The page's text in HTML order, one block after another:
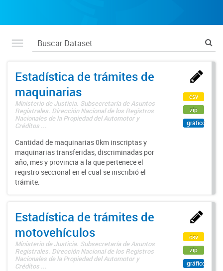
Estadística de trámites de
maquinarias
Ministerio de Justicia. Subsecretaría de Asuntos
Registrales. Dirección Nacional de los Registros
Nacionales de la Propiedad del Automotor y
Créditos ...
Cantidad de maquinarias 0km inscriptas y
maquinarias transferidas, discriminadas por
año, mes y provincia a la que pertenece el
registro seccional en el cual se inscribió el
trámite.
csv
zip
gráfico
Estadística de trámites de
motovehículos
Ministerio de Justicia. Subsecretaría de Asuntos
Registrales. Dirección Nacional de los Registros
Nacionales de la Propiedad del Automotor y
Créditos ...
csv
zip
gráfico